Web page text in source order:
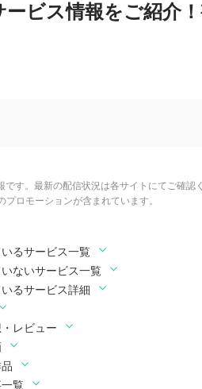
ービス情報をご紹介
す。最新の配信状況は各サイトにてご確認
ロモーションが含まれています。
るサービス一覧
ないサービス一覧
るサービス詳細
レビュー
覧